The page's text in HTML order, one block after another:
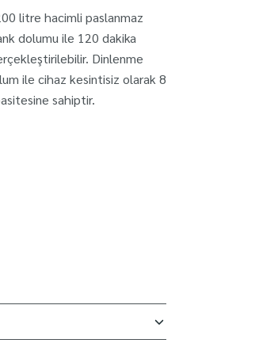
litre hacimli paslanmaz
dolumu ile 120 dakika
Dinlenme
ile cihaz kesintisiz olarak 8
sahiptir.